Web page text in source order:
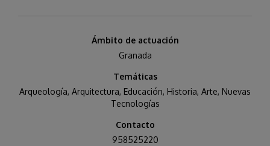
Ámbito de actuación
Granada
Temáticas
Arqueología, Arquitectura, Educación, Historia, Arte, Nuevas
Tecnologías
Contacto
958525220